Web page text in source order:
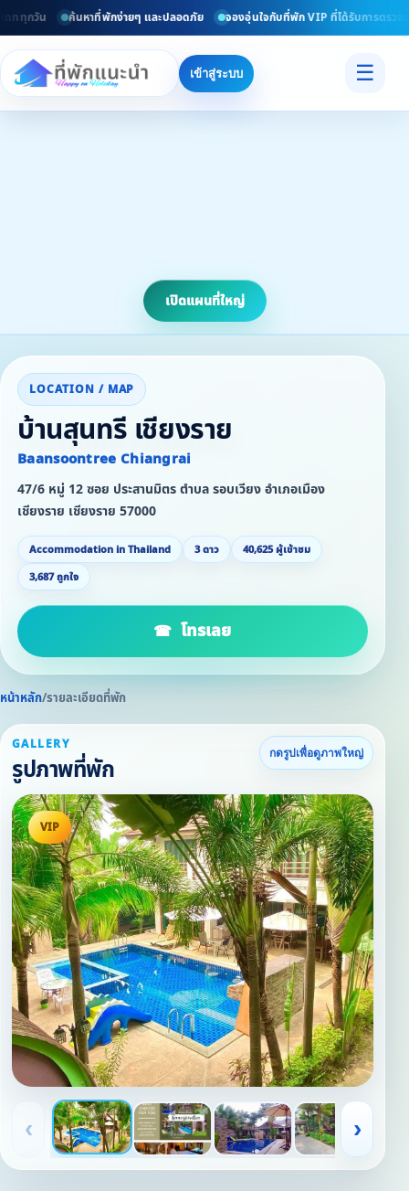
ททุกวัน ค้นหาที่พักง่ายๆ และปลอดภัย จองอุ่นใจกับที่พัก VIP ที่ได้รับการตรวจส
เข้าสู่ระบบ ☰
เปิดแผนที่ใหญ่
LOCATION / MAP
บ้านสุนทรี เชียงราย
Baansoontree Chiangrai
47/6 หมู่ 12 ซอย ประสานมิตร ตำบล รอบเวียง อำเภอเมือง
เชียงราย เชียงราย 57000
Accommodation in Thailand 3 ดาว
40,625 ผู้เข้าชม
3,687 ถูกใจ
โทรเลย
หน้าหลัก/รายละเอียดที่พัก
GALLERY
รูปภาพที่พัก
กดรูปเพื่อดูภาพใหญ่
VIP
‹ ›